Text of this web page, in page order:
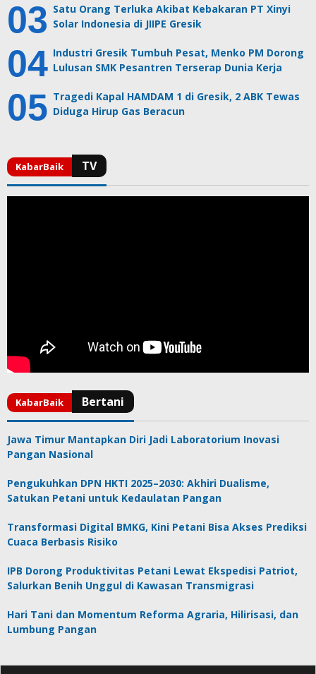
Satu Orang Terluka Akibat Kebakaran PT Xinyi
Solar Indonesia di JIIPE Gresik
Industri Gresik Tumbuh Pesat, Menko PM Dorong
Lulusan SMK Pesantren Terserap Dunia Kerja
Tragedi Kapal HAMDAM 1 di Gresik, 2 ABK Tewas
Diduga Hirup Gas Beracun
Jawa Timur Mantapkan Diri Jadi Laboratorium Inovasi
Pangan Nasional
Pengukuhkan DPN HKTI 2025–2030: Akhiri Dualisme,
Satukan Petani untuk Kedaulatan Pangan
Transformasi Digital BMKG, Kini Petani Bisa Akses Prediksi
Cuaca Berbasis Risiko
IPB Dorong Produktivitas Petani Lewat Ekspedisi Patriot,
Salurkan Benih Unggul di Kawasan Transmigrasi
Hari Tani dan Momentum Reforma Agraria, Hilirisasi, dan
Lumbung Pangan